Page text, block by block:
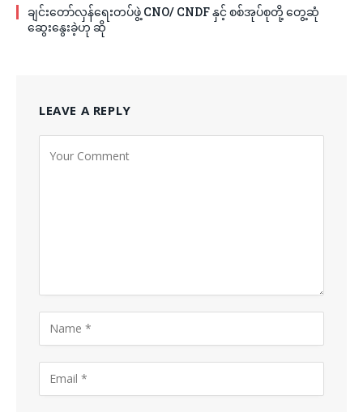
ချင်းတော်လှန်ရေးတပ်ဖွဲ့ CNO/ CNDF နှင့် စစ်အုပ်စုတို့ တွေ့ဆုံ
ဆွေးနွေးခဲ့ဟု ဆို
LEAVE A REPLY